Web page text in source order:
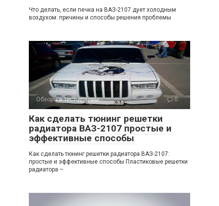
Что делать, если печка на ВАЗ-2107 дует холодным
воздухом: причины и способы решения проблемы
Обзоры и тест-драйвы 0
Как сделать тюнинг решетки
радиатора ВАЗ-2107 простые и
эффективные способы
Как сделать тюнинг решетки радиатора ВАЗ-2107:
простые и эффективные способы Пластиковые решетки
радиатора –